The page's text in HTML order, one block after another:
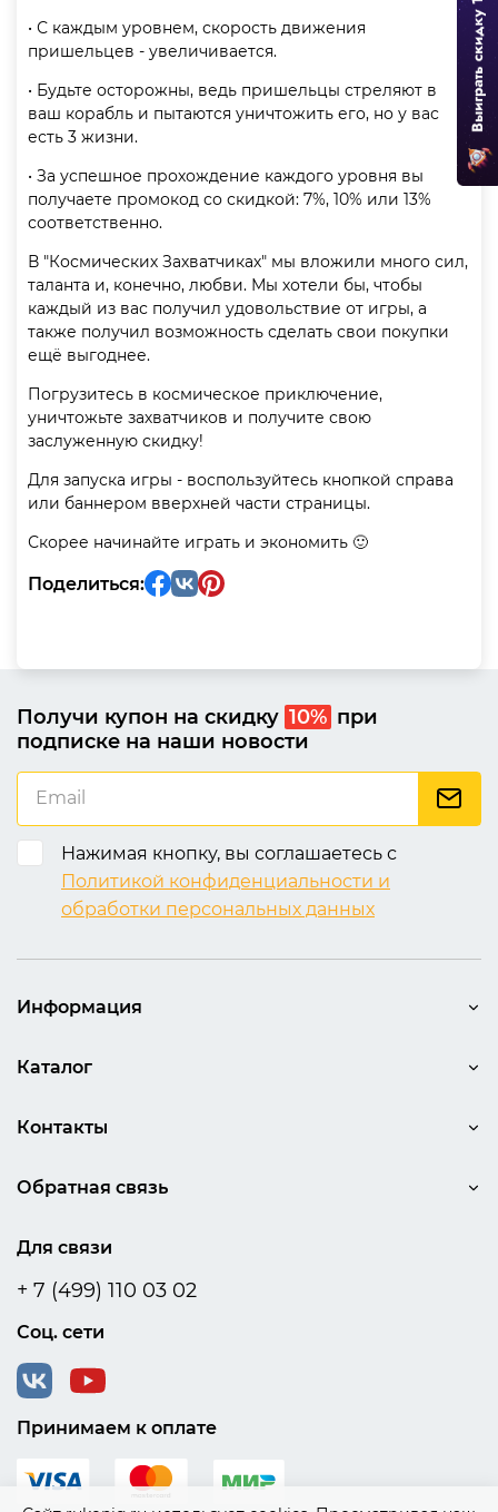
• С каждым уровнем, скорость движения
пришельцев - увеличивается.
• Будьте осторожны, ведь пришельцы стреляют в
ваш корабль и пытаются уничтожить его, но у вас
есть 3 жизни.
• За успешное прохождение каждого уровня вы
получаете промокод со скидкой: 7%, 10% или 13%
соответственно.
В "Космических Захватчиках" мы вложили много сил,
таланта и, конечно, любви. Мы хотели бы, чтобы
каждый из вас получил удовольствие от игры, а
также получил возможность сделать свои покупки
ещё выгоднее.
Погрузитесь в космическое приключение,
уничтожьте захватчиков и получите свою
заслуженную скидку!
Для запуска игры - воспользуйтесь кнопкой справа
или баннером вверхней части страницы.
Скорее начинайте играть и экономить 🙂
Поделиться:
Получи купон на скидку 10% при
подписке на наши новости
Нажимая кнопку, вы соглашаетесь с
Политикой конфиденциальности и
обработки персональных данных
Информация
Каталог
Контакты
Для связи
+ 7 (499) 110 03 02
Соц. сети
Обратная связь
Принимаем к оплате